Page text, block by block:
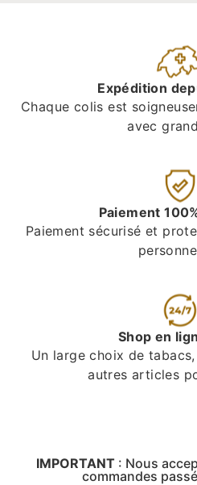
Expédition
Chaque colis est
avec
Paiement
Paiement sécurisé et
Shop en
Un large choix de
autres articles
IMPORTANT : Nous
commandes